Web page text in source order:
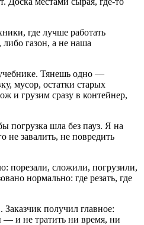
где лучше работать
газон, а не наша
учебнике. Тянешь одно —
мусор, остатки старых
и грузим сразу в контейнер,
погрузка шла без пауз. Я на
завалить, не повредить
порезали, сложили, погрузили,
нормально: где резать, где
получил главное:
— и не тратить ни время, ни